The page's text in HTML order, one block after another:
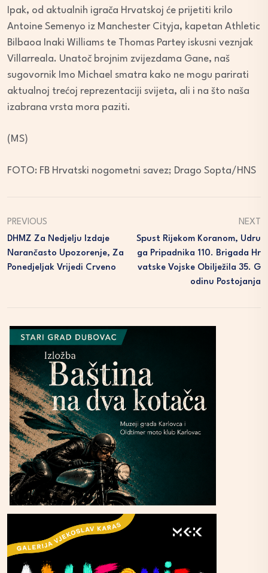
Ipak, od aktualnih igrača Hrvatskoj će prijetiti krilo
Antoine Semenyo iz Manchester Cityja, kapetan Athletic
Bilbaoa Inaki Williams te Thomas Partey iskusni veznjak
Villarreala. Unatoč brojnim zvijezdama Gane, naš
sugovornik Imo Michael smatra kako ne mogu parirati
aktualnoj trećoj reprezentaciji svijeta, ali i na što naša
izabrana vrsta mora paziti.
(MS)
FOTO: FB Hrvatski nogometni savez; Drago Sopta/HNS
PREVIOUS
DHMZ Za Nedjelju Izdaje
Narančasto Upozorenje, Za
Ponedjeljak Vrijedi Crveno
NEXT
Spust Rijekom Koranom, Udru
Ga Pripadnika 110. Brigada Hr
Vatske Vojske Obilježila 35. G
Odinu Postojanja